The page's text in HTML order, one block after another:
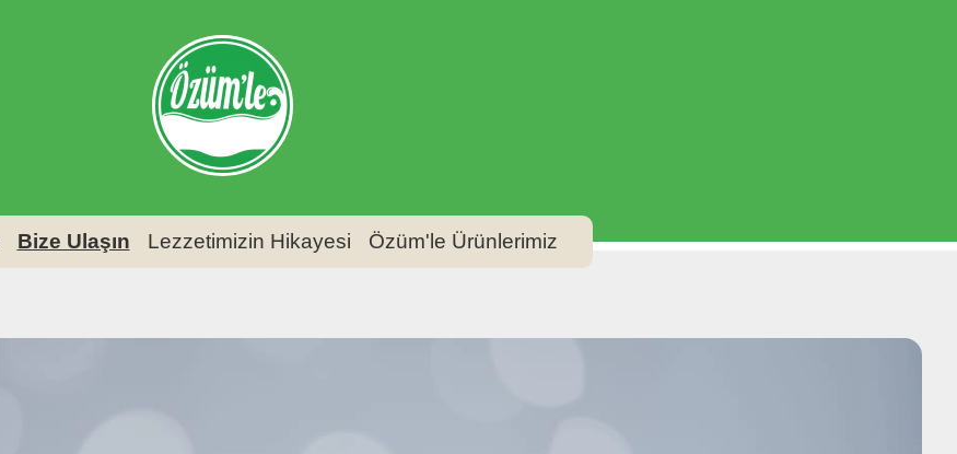
Bize Ulaşın Lezzetimizin Hikayesi Özüm'le Ürünlerimiz